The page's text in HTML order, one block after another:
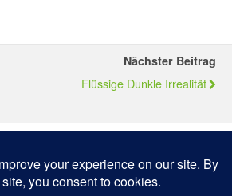
Nächster Beitrag
Flüssige Dunkle Irrealität
Zum Seitenanfang